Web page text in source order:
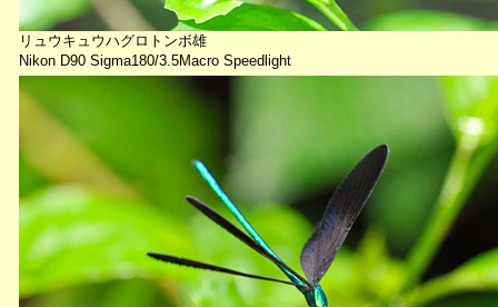
リュウキュウハグロトンボ雄
Nikon D90 Sigma180/3.5Macro Speedlight